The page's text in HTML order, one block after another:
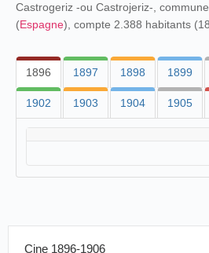
Castrogeriz -ou Castrojeriz-,
(Espagne), compte 2.388 habitants
1896 1897 1898 1899
1902 1903 1904 1905
Cine 1896-1906